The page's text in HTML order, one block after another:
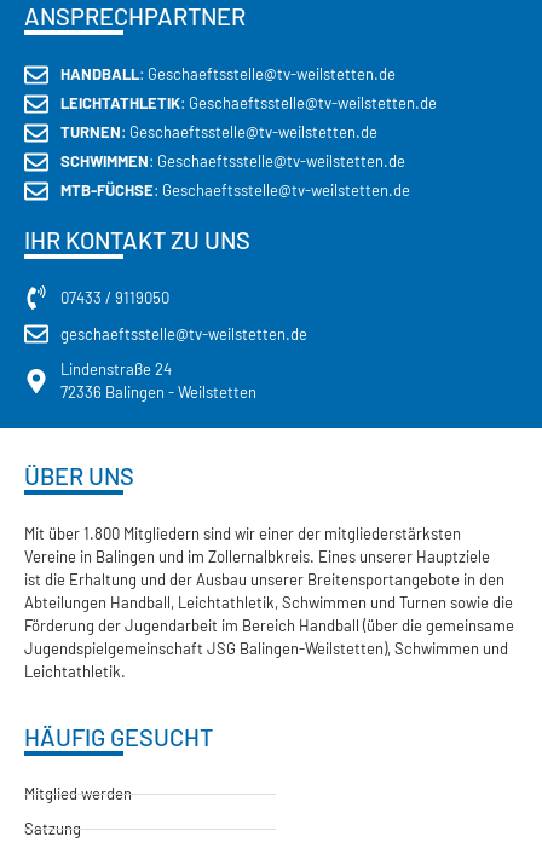
ANSPRECHPARTNER
HANDBALL: Geschaeftsstelle@tv-weilstetten.de
LEICHTATHLETIK: Geschaeftsstelle@tv-weilstetten.de
TURNEN: Geschaeftsstelle@tv-weilstetten.de
SCHWIMMEN: Geschaeftsstelle@tv-weilstetten.de
MTB-FÜCHSE: Geschaeftsstelle@tv-weilstetten.de
IHR KONTAKT ZU UNS
07433 / 9119050
geschaeftsstelle@tv-weilstetten.de
Lindenstraße 24
72336 Balingen - Weilstetten
ÜBER UNS
Mit über 1.800 Mitgliedern sind wir einer der mitgliederstärksten
Vereine in Balingen und im Zollernalbkreis. Eines unserer Hauptziele
ist die Erhaltung und der Ausbau unserer Breitensportangebote in den
Abteilungen Handball, Leichtathletik, Schwimmen und Turnen sowie die
Förderung der Jugendarbeit im Bereich Handball (über die gemeinsame
Jugendspielgemeinschaft JSG Balingen-Weilstetten), Schwimmen und
Leichtathletik.
HÄUFIG GESUCHT
Mitglied werden
Satzung